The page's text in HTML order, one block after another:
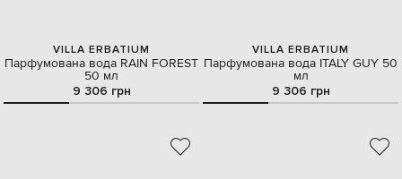
VILLA ERBATIUM
Парфумована вода RAIN FOREST
50 мл
9 306 грн
VILLA ERBATIUM
Парфумована вода ITALY GUY 50
мл
9 306 грн